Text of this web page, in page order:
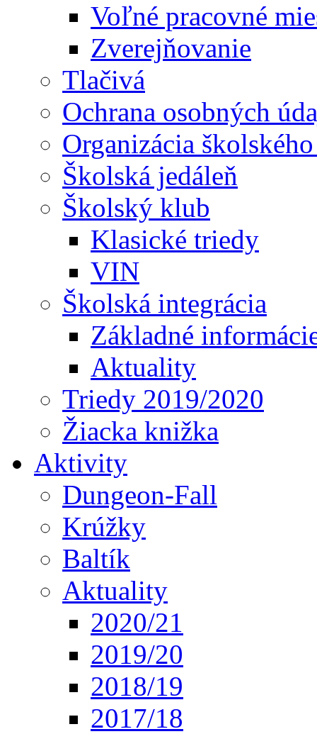
Voľné pracovné
Zverejňovanie
Tlačivá
Ochrana osobných
Organizácia
Školská jedáleň
Školský klub
Klasické triedy
VIN
Školská integrácia
Základné
Aktuality
Triedy 2019/2020
Žiacka knižka
Aktivity
Dungeon-Fall
Krúžky
Baltík
Aktuality
2020/21
2019/20
2018/19
2017/18